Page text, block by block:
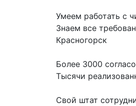
Умеем работать с
Знаем все
Красногорск
Более 3000
Тысячи
Свой штат